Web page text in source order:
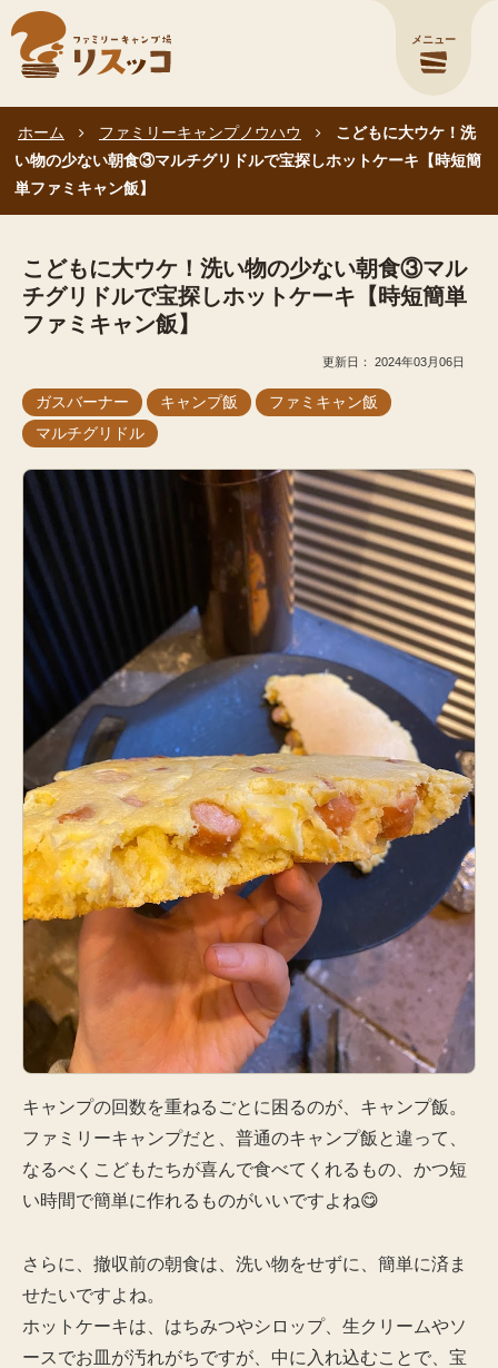
メニュー
ホーム ファミリーキャンプノウハウ
こどもに大ウケ！洗
い物の少ない朝食③マルチグリドルで宝探しホットケーキ【時短簡
単ファミキャン飯】
こどもに大ウケ！洗い物の少ない朝食③マル
チグリドルで宝探しホットケーキ【時短簡単
ファミキャン飯】
2024年03月06日
ガスバーナー キャンプ飯
ファミキャン飯
マルチグリドル
キャンプの回数を重ねるごとに困るのが、キャンプ飯。
ファミリーキャンプだと、普通のキャンプ飯と違って、
なるべくこどもたちが喜んで食べてくれるもの、かつ短
い時間で簡単に作れるものがいいですよね😋
さらに、撤収前の朝食は、洗い物をせずに、簡単に済ま
せたいですよね。
ホットケーキは、はちみつやシロップ、生クリームやソ
ースでお皿が汚れがちですが、中に入れ込むことで、宝